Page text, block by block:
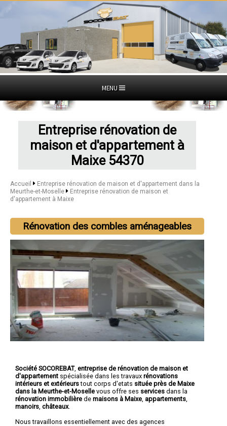
MENU
Entreprise rénovation de
maison et d'appartement à
Maixe 54370
Accueil
Entreprise rénovation de maison et d'appartement dans la
Meurthe-et-Moselle
Entreprise rénovation de maison et
d'appartement à Maixe
Rénovation des combles aménageables
Société SOCOREBAT, entreprise de rénovation de maison et
d'appartement spécialisée dans les travaux rénovations
intérieurs et extérieurstout corps d'etats située près de Maixe
dans la Meurthe-et-Moselle vous offre ses services dans la
rénovation immobilière de maisons à Maixe appartements
manoirs châteaux.
Nous travaillons essentiellement avec des agences